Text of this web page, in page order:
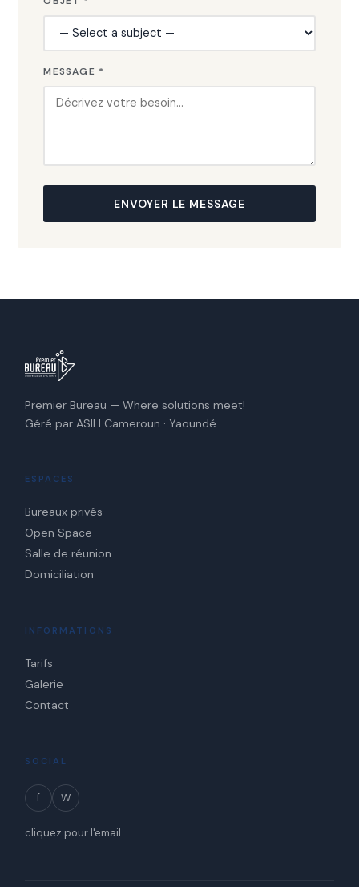
MESSAGE *
ENVOYER LE MESSAGE
Premier Bureau — Where solutions meet!
Géré par ASILI Cameroun · Yaoundé
ESPACES
Bureaux privés
Open Space
Salle de réunion
Domiciliation
INFORMATIONS
Tarifs
Galerie
Contact
SOCIAL
f W
cliquez pour l'email